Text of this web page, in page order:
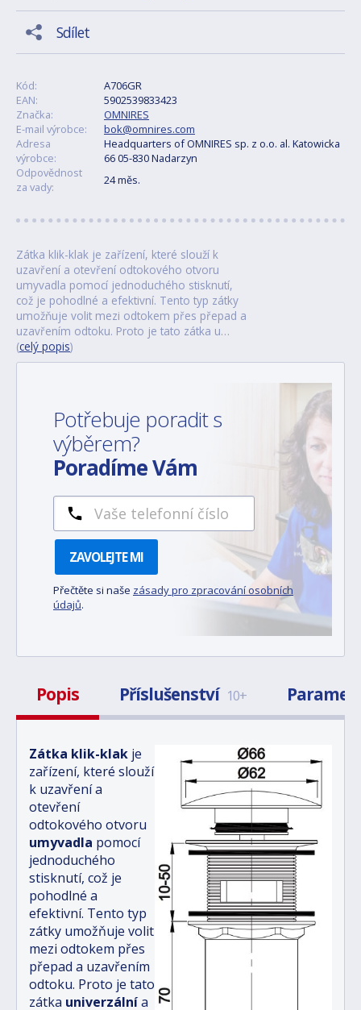
Sdílet
Kód:
A706GR
EAN:
5902539833423
Značka:
OMNIRES
E-mail výrobce:
bok@omnires.com
Adresa
výrobce:
Headquarters of OMNIRES sp. z o.o. al. Katowicka
66 05-830 Nadarzyn
Odpovědnost
za vady:
24 měs.
Zátka klik-klak je zařízení, které slouží k
uzavření a otevření odtokového otvoru
umyvadla pomocí jednoduchého stisknutí,
což je pohodlné a efektivní. Tento typ zátky
umožňuje volit mezi odtokem přes přepad a
uzavřením odtoku. Proto je tato zátka u…
(celý popis)
Potřebuje poradit s
výběrem?
Poradíme Vám
ZAVOLEJTE MI
Přečtěte si naše zásady pro zpracování osobních
údajů.
Popis Příslušenství 10+
Zátka klik-klak je
zařízení, které slouží
k uzavření a
otevření
odtokového otvoru
umyvadla pomocí
jednoduchého
stisknutí, což je
pohodlné a
efektivní. Tento typ
zátky umožňuje volit
mezi odtokem přes
přepad a uzavřením
odtoku. Proto je tato
zátka univerzálnía